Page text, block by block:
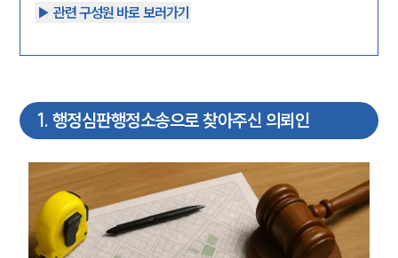
▶︎ 관련 구성원 바로 보러가기
1. 행정심판행정소송으로 찾아주신 의뢰인